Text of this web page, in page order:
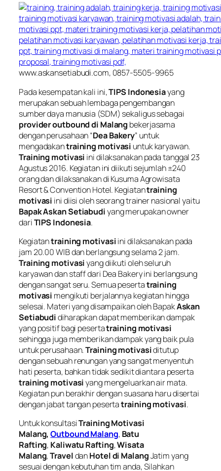
www.askansetiabudi.com, 0857-5505-9965
Pada kesempatan kali ini,TIPS Indonesiayang
merupakan sebuah lembaga pengembangan
sumber daya manusia (SDM) sekaligus sebagai
provider outbound di Malang bekerjasama
dengan perusahaan “Dea Bakery” untuk
mengadakantraining motivasi untuk karyawan.
Training motivasi ini dilaksanakan pada tanggal 23
Agustus 2016. Kegiatan ini diikuti sejumlah ±240
orang dan dilaksanakan di Kusuma Agrowisata
Resort & Convention Hotel. Kegiatantraining
motivasi ini diisi oleh seorang trainer nasional yaitu
Bapak Askan Setiabudiyang merupakan owner
dariTIPS Indonesia.
Kegiatantraining motivasiini dilaksanakan pada
jam 20.00 WIB dan berlangsung selama 2 jam.
Training motivasiyang diikuti oleh seluruh
karyawan dan staff dari Dea Bakery ini berlangsung
dengan sangat seru. Semua pesertatraining
motivasi mengikuti berjalannya kegiatan hingga
selesai. Materi yang disampaikan oleh BapakAskan
Setiabudidiharapkan dapat memberikan dampak
yang positif bagi pesertatraining motivasi
sehingga juga memberikan dampak yang baik pula
untuk perusahaan.Training motivasiditutup
dengan sebuah renungan yang sangat menyentuh
hati peserta, bahkan tidak sedikit diantara peserta
training motivasiyang mengeluarkan air mata.
Kegiatan pun berakhir dengan suasana haru disertai
dengan jabat tangan pesertatraining motivasi.
Untuk konsultasiTraining Motivasi
Malang,Outbound Malang, Batu
Rafting, Kaliwatu Rafting,Wisata
Malang,TraveldanHotel di MalangJatim yang
sesuai dengan kebutuhan tim anda, Silahkan